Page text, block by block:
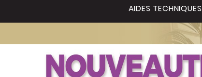
AIDES TECHNIQUES